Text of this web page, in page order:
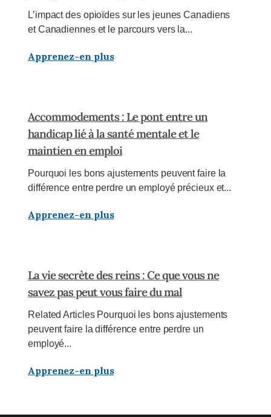
L’impact des opioïdes sur les jeunes Canadiens
et Canadiennes et le parcours vers la...
Apprenez-en plus
Accommodements : Le pont entre un
handicap lié à la santé mentale et le
maintien en emploi
Pourquoi les bons ajustements peuvent faire la
différence entre perdre un employé précieux et...
Apprenez-en plus
La vie secrète des reins : Ce que vous ne
savez pas peut vous faire du mal
Related Articles Pourquoi les bons ajustements
peuvent faire la différence entre perdre un
employé...
Apprenez-en plus